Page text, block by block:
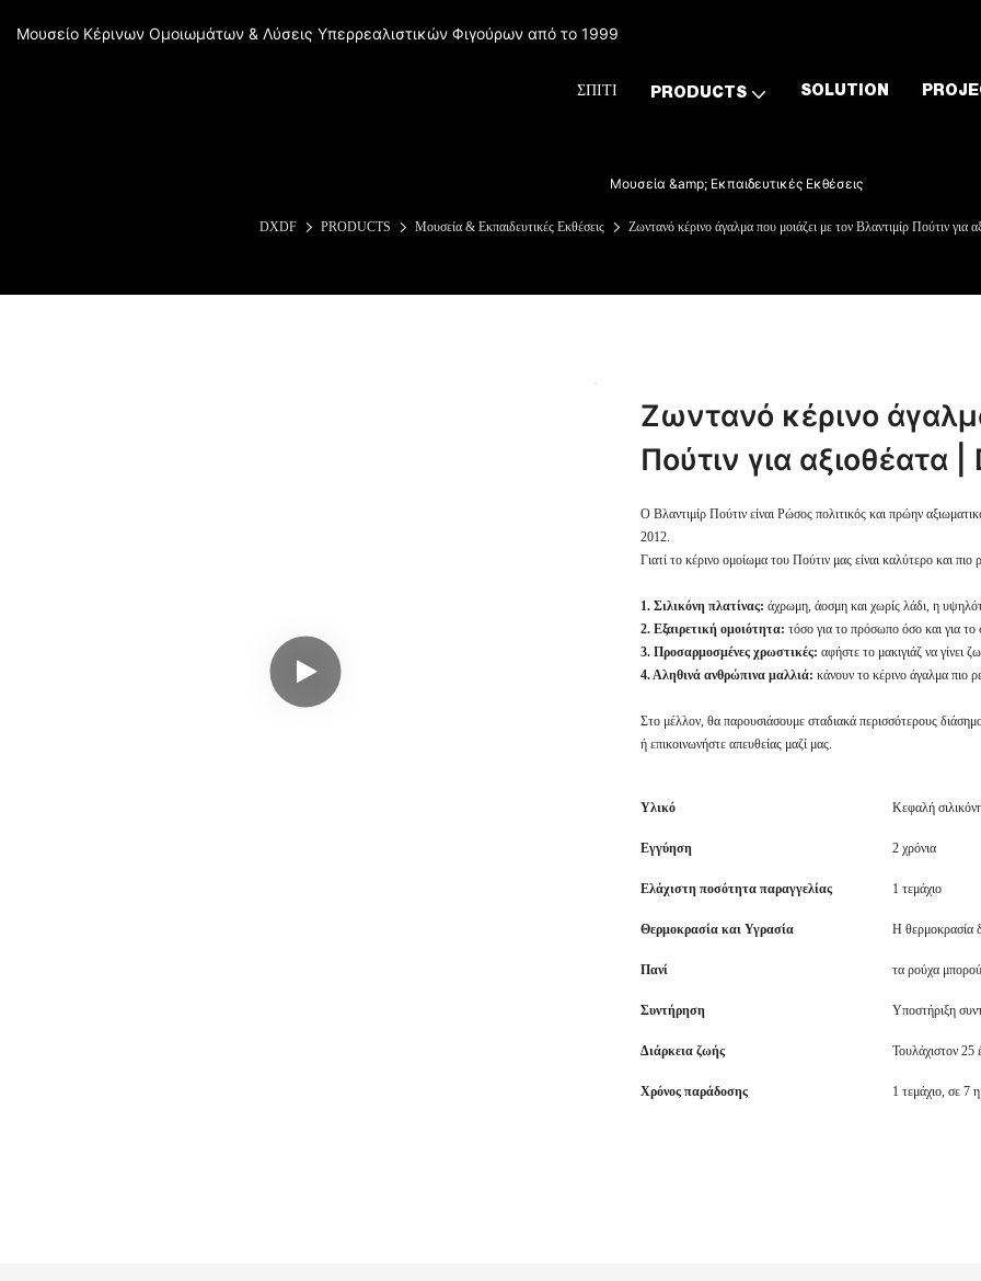
Μουσείο Κέρινων Ομοιωμάτων & Λύσεις Υπερρεαλιστικών Φιγούρων από το 1999
ΣΠΊΤΙ PRODUCTS SOLUTION
Μουσεία &amp; Εκπαιδευτικές Εκθέσεις
DXDF PRODUCTS Μουσεία & Εκπαιδευτικές Εκθέσεις Ζωντανό κέρινο άγαλμα που μοιάζει με τον Βλαντιμίρ Πούτιν
Ζωντανό κέρινο
Πούτιν για αξιοθέατα
Ο Βλαντιμίρ Πούτιν είναι Ρώσος πολιτικός και πρώην
2012.
Γιατί το κέρινο ομοίωμα του Πούτιν μας είναι καλύτερο και πιο
1. Σιλικόνη πλατίνας: άχρωμη, άοσμη και χωρίς λάδι, η
2. Εξαιρετική ομοιότητα: τόσο για το πρόσωπο όσο και για
3. Προσαρμοσμένες χρωστικές: αφήστε το μακιγιάζ να γίνει
4. Αληθινά ανθρώπινα μαλλιά: κάνουν το κέρινο άγαλμα πιο
Στο μέλλον, θα παρουσιάσουμε σταδιακά περισσότερους
ή επικοινωνήστε απευθείας μαζί μας.
Υλικό Κεφαλή
Εγγύηση 2 χρόνια
Ελάχιστη ποσότητα παραγγελίας 1 τεμάχιο
Θερμοκρασία και Υγρασία Η θερμοκρασία
Πανί τα ρούχα
Συντήρηση Υποστήριξη
Διάρκεια ζωής Τουλάχιστον 25
Χρόνος παράδοσης 1 τεμάχιο, σε 7